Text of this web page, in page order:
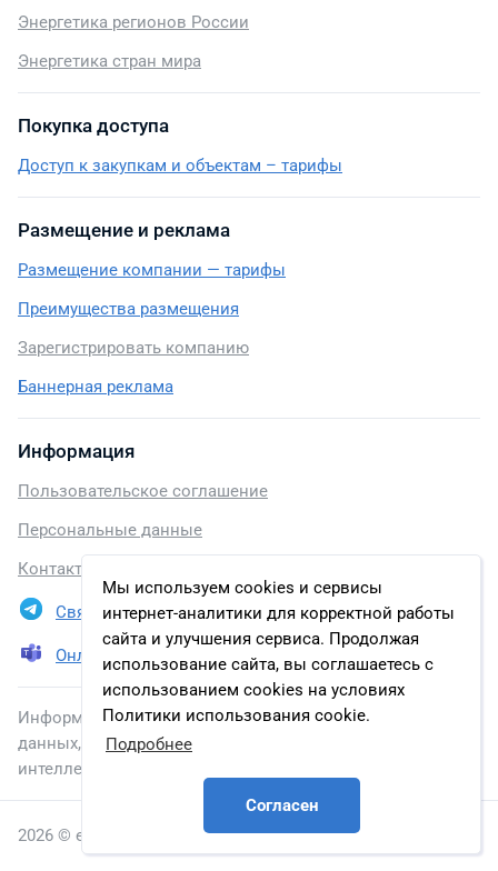
Мы используем cookies и сервисы
интернет-аналитики для корректной работы
сайта и улучшения сервиса. Продолжая
использование сайта, вы соглашаетесь с
использованием cookies на условиях
Политики использования cookie.
Подробнее
Согласен
Энергетика регионов России
Энергетика стран мира
Покупка доступа
Доступ к закупкам и объектам – тарифы
Размещение и реклама
Размещение компании — тарифы
Преимущества размещения
Зарегистрировать компанию
Баннерная реклама
Информация
Пользовательское соглашение
Персональные данные
Контакты
Связаться в Telegram
Онлайн презентация
Информация, размещенная на сайте, включена в базу
данных, зарегистрированную в Федеральной службе по
интеллектуальной собственности.
2026 © energybase.ru